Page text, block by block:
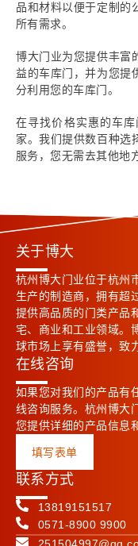
品和材料以便于定制的
所有需求。
博大门业为您提供丰富
益的车库门，并为您提
分利用您的车库门。
在寻找价格实惠的车
家。我们提供数百种选
服务，您无需去其他地
关于博大
杭州博大门业位于杭州
生产的制造商，拥有超
提供高品质的门类产品
宅、商业和工业领域。
球市场上享有盛誉，致
在线咨询
如果您对我们的产品有
线咨询服务。杭州博大
您提供详细的产品信息
填写表单
联系方式
13819151517
0571-8900 9900